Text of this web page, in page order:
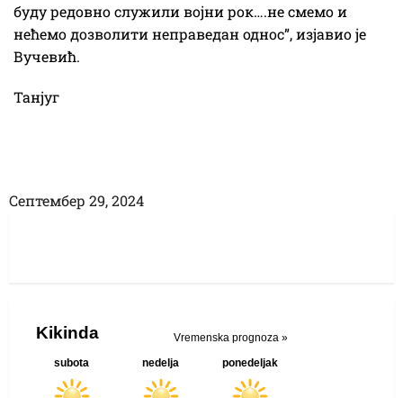
буду редовно служили војни рок….не смемо и
нећемо дозволити неправедан однос”, изјавио је
Вучевић.
Танјуг
Септембер 29, 2024